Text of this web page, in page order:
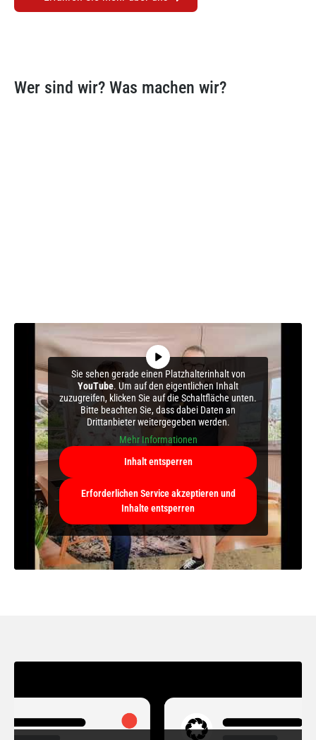
Wer sind wir? Was machen wir?
Sie sehen gerade einen Platzhalterinhalt von
YouTube. Um auf den eigentlichen Inhalt
zuzugreifen, klicken Sie auf die Schaltfläche unten.
Bitte beachten Sie, dass dabei Daten an
Drittanbieter weitergegeben werden.
Mehr Informationen
Inhalt entsperren
Erforderlichen Service akzeptieren und
Inhalte entsperren